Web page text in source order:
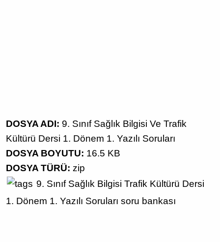
DOSYA ADI: 9. Sınıf Sağlık Bilgisi Ve Trafik
Kültürü Dersi 1. Dönem 1. Yazılı Soruları
DOSYA BOYUTU: 16.5 KB
DOSYA TÜRÜ: zip
9. Sınıf Sağlık Bilgisi Trafik Kültürü Dersi
1. Dönem 1. Yazılı Soruları soru bankası